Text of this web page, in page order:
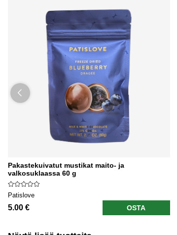
Pakastekuivatut mustikat maito- ja
valkosuklaassa 60 g
Patislove
5.00 € OSTA